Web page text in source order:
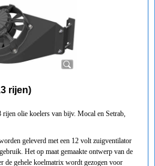
rijen)
olie koelers van bijv. Mocal en Setrab,
geleverd met een 12 volt zuigventilator
Het op maat gemaakte ontwerp van de
de gehele koelmatrix wordt gezogen voor